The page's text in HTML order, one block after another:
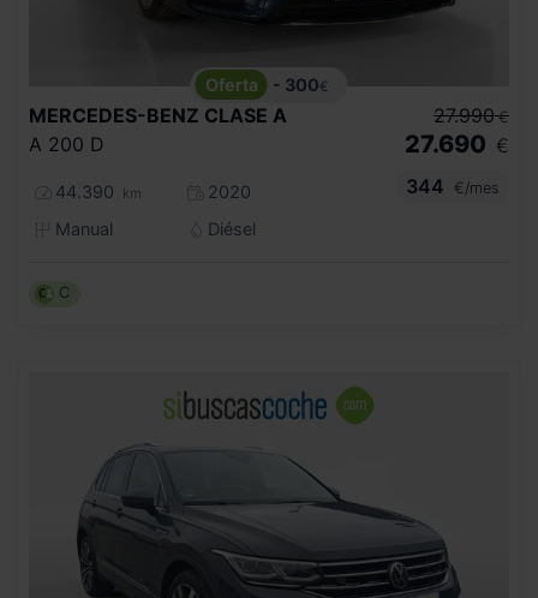
- 300€
MERCEDES-BENZ CLASE A
A 200 D
44.390 km
2020
Manual
Diésel
27.990 €
27.690 €
344
€/mes
C